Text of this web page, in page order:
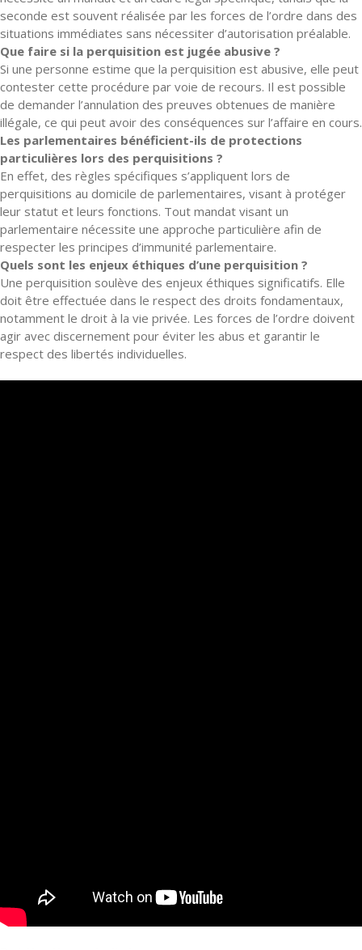
seconde est souvent réalisée par les forces de l’ordre dans des
situations immédiates sans nécessiter d’autorisation préalable.
Que faire si la perquisition est jugée abusive ?
Si une personne estime que la perquisition est abusive, elle peut
contester cette procédure par voie de recours. Il est possible
de demander l’annulation des preuves obtenues de manière
illégale, ce qui peut avoir des conséquences sur l’affaire en cours.
Les parlementaires bénéficient-ils de protections
particulières lors des perquisitions ?
En effet, des règles spécifiques s’appliquent lors de
perquisitions au domicile de parlementaires, visant à protéger
leur statut et leurs fonctions. Tout mandat visant un
parlementaire nécessite une approche particulière afin de
respecter les principes d’immunité parlementaire.
Quels sont les enjeux éthiques d’une perquisition ?
Une perquisition soulève des enjeux éthiques significatifs. Elle
doit être effectuée dans le respect des droits fondamentaux,
notamment le droit à la vie privée. Les forces de l’ordre doivent
agir avec discernement pour éviter les abus et garantir le
respect des libertés individuelles.